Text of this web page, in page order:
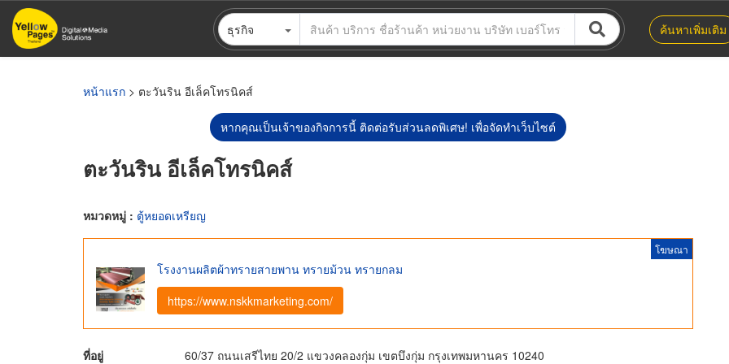
ข้าม
ไป
ธุรกิจ ค้นหาเพิ่มเติม
หน้าแรก > ตะวันริน อีเล็คโทรนิคส์
หากคุณเป็นเจ้าของกิจการนี้ ติดต่อรับส่วนลดพิเศษ! เพื่อจัดทำเว็บไซต์
ตะวันริน อีเล็คโทรนิคส์
หมวดหมู่ : ตู้หยอดเหรียญ
โฆษณา
โรงงานผลิตผ้าทรายสายพาน ทรายม้วน ทรายกลม
https://www.nskkmarketing.com/
ที่อยู่ 60/37 ถนนเสรีไทย 20/2 แขวงคลองกุ่ม เขตบึงกุ่ม กรุงเทพมหานคร 10240